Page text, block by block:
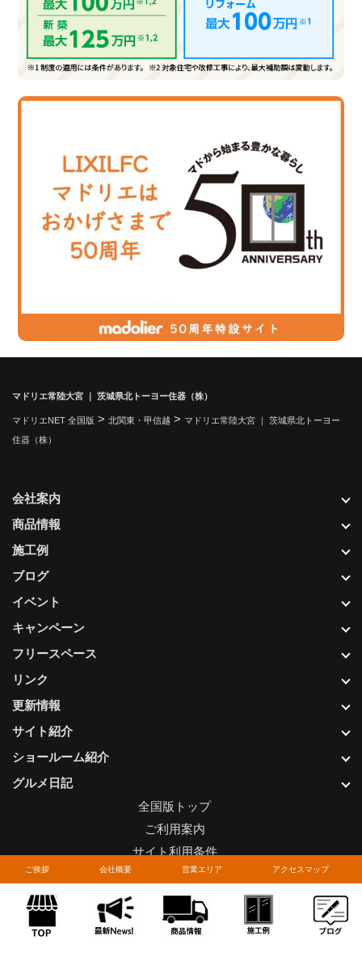
ご挨拶 会社概要 営業エリア アクセスマップ
マドリエ常陸大宮 ｜ 茨城県北トーヨー住器（株）
マドリエNET 全国版 > 北関東・甲信越 > マドリエ常陸大宮 ｜ 茨城県北トーヨー
住器（株）
更新情報
サイト紹介
ショールーム紹介
グルメ日記
会社案内
商品情報
施工例
ブログ
イベント
キャンペーン
フリースペース
リンク
全国版トップ
ご利用案内
サイト利用条件
プライバシーポリシー
関連リンク
お問い合わせについて